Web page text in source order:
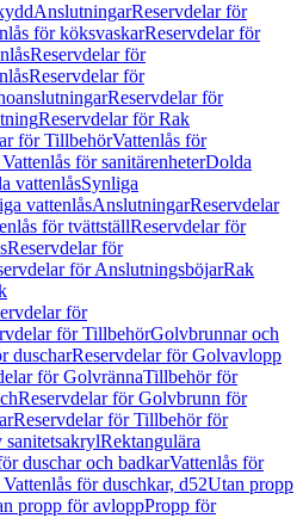
AnslutningarReservdelar för
för köksvaskarReservdelar för
Reservdelar för
Reservdelar för
Reservdelar för
Reservdelar för Rak
för TillbehörVattenlås för
för sanitärenheterDolda
vattenlåsSynliga
vattenlåsAnslutningarReservdelar
för tvättställReservdelar för
Reservdelar för
för AnslutningsböjarRak
för
för TillbehörGolvbrunnar och
duscharReservdelar för Golvavlopp
för GolvrännaTillbehör för
Reservdelar för Golvbrunn för
Reservdelar för Tillbehör för
sanitetsakrylRektangulära
duschar och badkarVattenlås för
för duschkar, d52Utan propp
propp för avloppPropp för